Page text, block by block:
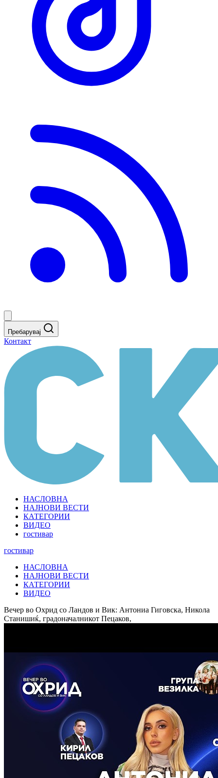
Пребарувај
Контакт
НАСЛОВНА
НАЈНОВИ ВЕСТИ
КАТЕГОРИИ
ВИДЕО
гостивар
гостивар
НАСЛОВНА
НАЈНОВИ ВЕСТИ
КАТЕГОРИИ
ВИДЕО
Вечер во Охрид со Ландов и Вик: Антониа Гиговска, Никола
Станишиќ, градоначалникот Пецаков,